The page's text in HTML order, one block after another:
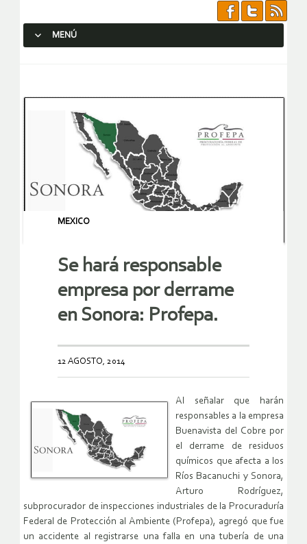
MENÚ
MEXICO
Se hará responsable
empresa por derrame
en Sonora: Profepa.
12 AGOSTO, 2014
Al señalar que harán
responsables a la empresa
Buenavista del Cobre por
el derrame de residuos
químicos que afecta a los
Ríos Bacanuchi y Sonora,
Arturo Rodríguez,
subprocurador de inspecciones industriales de la Procuraduría
Federal de Protección al Ambiente (Profepa), agregó que fue
un accidente al registrarse una falla en una tubería de una